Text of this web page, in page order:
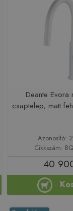
Deante Evora
csaptelep, matt
Azonosító:
Cikkszám:
40